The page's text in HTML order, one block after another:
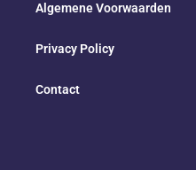
Algemene Voorwaarden
Privacy Policy
Contact